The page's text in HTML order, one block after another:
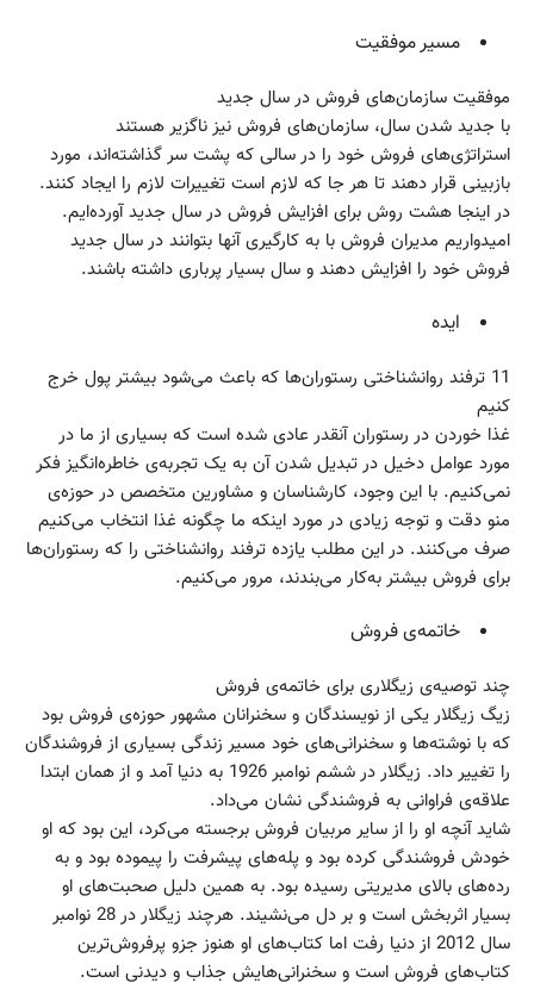
مسیر موفقیت
موفقیت سازمان‌های فروش در سال جدید
با جدید شدن سال، سازمان‌های فروش نیز ناگزیر هستند
استراتژی‌های فروش خود را در سالی که پشت سر گذاشته‌اند، مورد
بازبینی قرار دهند تا هر جا که لازم است تغییرات لازم را ایجاد کنند.
در اینجا هشت روش برای افزایش فروش در سال جدید آورده‌ایم.
امیدواریم مدیران فروش با به کارگیری آنها بتوانند در سال جدید
فروش خود را افزایش دهند و سال بسیار پرباری داشته باشند.
ایده
11 ترفند روانشناختی رستوران‌ها که باعث می‌شود بیشتر پول خرج
کنیم
غذا خوردن در رستوران آنقدر عادی شده است که بسیاری از ما در
مورد عوامل دخیل در تبدیل شدن آن به یک تجربه‌ی خاطره‌انگیز فکر
نمی‌کنیم. با این وجود، کارشناسان و مشاورین متخصص در حوزه‌ی
منو دقت و توجه زیادی در مورد اینکه ما چگونه غذا انتخاب می‌کنیم
صرف می‌کنند. در این مطلب یازده ترفند روانشناختی را که رستوران‌ها
برای فروش بیشتر به‌کار می‌بندند، مرور می‌کنیم.
خاتمه‌ی فروش
چند توصیه‌ی زیگلاری برای خاتمه‌ی فروش
زیگ زیگلار یکی از نویسندگان و سخنرانان مشهور حوزه‌ی فروش بود
که با نوشته‌ها و سخنرانی‌های خود مسیر زندگی بسیاری از فروشندگان
را تغییر داد. زیگلار در ششم نوامبر 1926 به دنیا آمد و از همان ابتدا
علاقه‌ی فراوانی به فروشندگی نشان می‌داد.
شاید آنچه او را از سایر مربیان فروش برجسته می‌کرد، این بود که او
خودش فروشندگی کرده بود و پله‌های پیشرفت را پیموده بود و به
رده‌های بالای مدیریتی رسیده بود. به همین دلیل صحبت‌های او
بسیار اثربخش است و بر دل می‌نشیند. هرچند زیگلار در 28 نوامبر
سال 2012 از دنیا رفت اما کتاب‌های او هنوز جزو پرفروش‌ترین
کتاب‌های فروش است و سخنرانی‌هایش جذاب و دیدنی است.